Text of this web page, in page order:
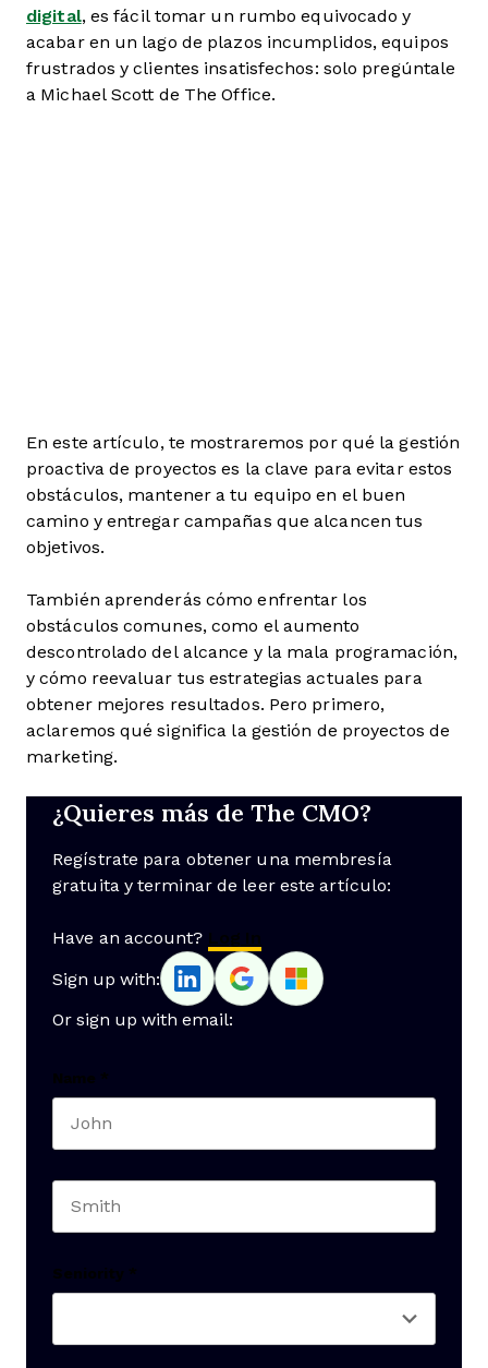
digital, es fácil tomar un rumbo equivocado y
acabar en un lago de plazos incumplidos, equipos
frustrados y clientes insatisfechos: solo pregúntale
a Michael Scott de The Office.
En este artículo, te mostraremos por qué la gestión
proactiva de proyectos es la clave para evitar estos
obstáculos, mantener a tu equipo en el buen
camino y entregar campañas que alcancen tus
objetivos.
También aprenderás cómo enfrentar los
obstáculos comunes, como el aumento
descontrolado del alcance y la mala programación,
y cómo reevaluar tus estrategias actuales para
obtener mejores resultados. Pero primero,
aclaremos qué significa la gestión de proyectos de
marketing.
¿Quieres más de The CMO?
Regístrate para obtener una membresía
gratuita y terminar de leer este artículo:
Have an account? Log In
Sign up with:
Or sign up with email:
Name *
Seniority *